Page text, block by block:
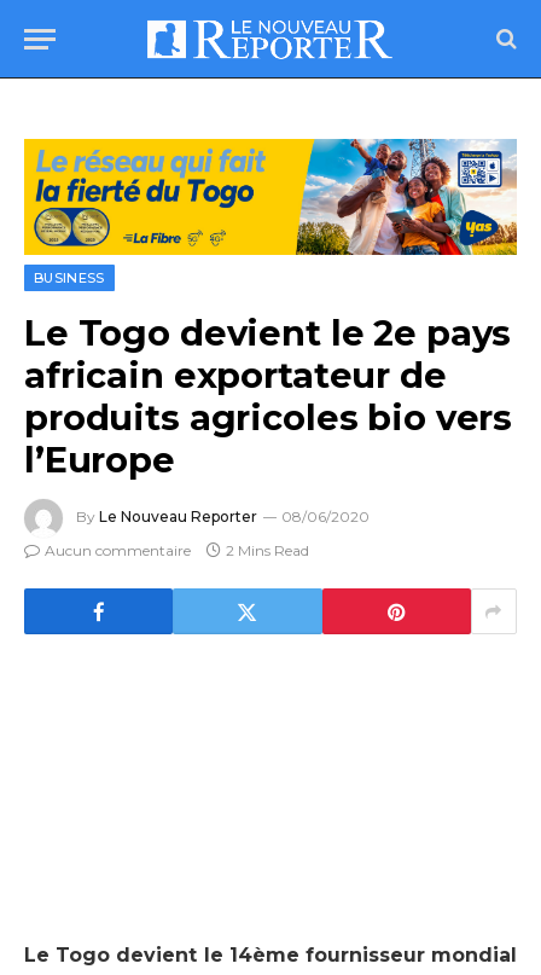
BUSINESS
Le Togo devient le 2e pays
africain exportateur de
produits agricoles bio vers
l’Europe
By Le Nouveau Reporter
08/06/2020
Aucun commentaire
2 Mins Read
Le Togo devient le 14ème fournisseur mondial